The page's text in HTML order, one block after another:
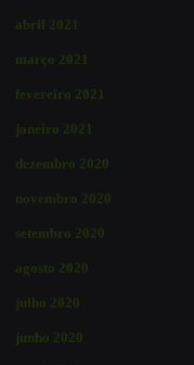
abril 2021
março 2021
fevereiro 2021
janeiro 2021
dezembro 2020
novembro 2020
setembro 2020
agosto 2020
julho 2020
junho 2020